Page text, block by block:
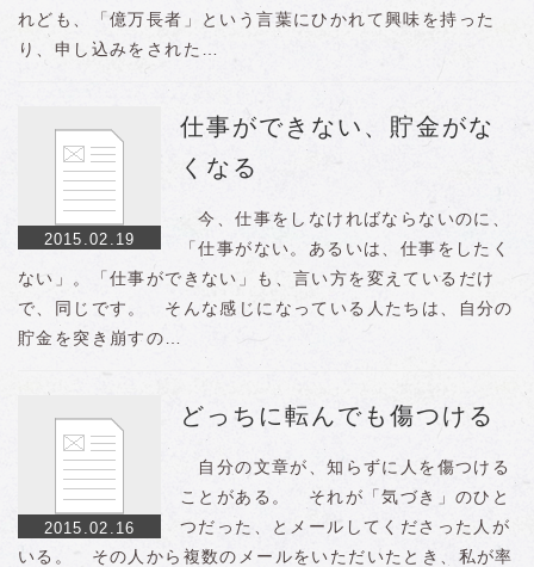
れども、「億万長者」という言葉にひかれて興味を持った
り、申し込みをされた…
2015.02.19
仕事ができない、貯金がな
くなる
今、仕事をしなければならないのに、
「仕事がない。あるいは、仕事をしたく
ない」。「仕事ができない」も、言い方を変えているだけ
で、同じです。 そんな感じになっている人たちは、自分の
貯金を突き崩すの…
2015.02.16
どっちに転んでも傷つける
自分の文章が、知らずに人を傷つける
ことがある。 それが「気づき」のひと
つだった、とメールしてくださった人が
いる。 その人から複数のメールをいただいたとき、私が率